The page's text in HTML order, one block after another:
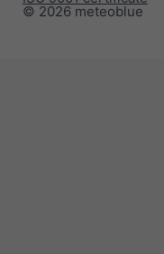
© 2026 meteoblue